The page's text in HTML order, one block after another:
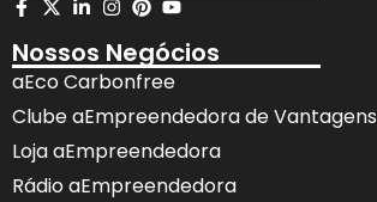
Nossos Negócios
aEco Carbonfree
Clube aEmpreendedora de Vantagens
Loja aEmpreendedora
Rádio aEmpreendedora